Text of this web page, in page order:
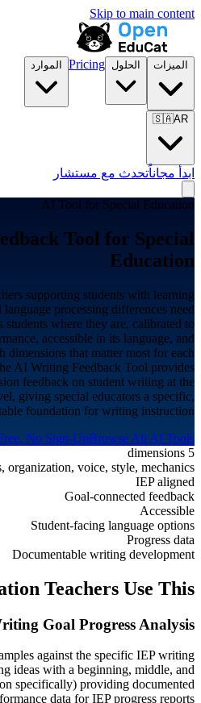
Skip to main content
الميزات الحلول Pricing الموارد
🇸🇦AR
ابدأ مجاناًتحدث مع مستشار
AI Tool for Special Education
Tool for Special
Education
supporting students with learning
processing differences need
where they are, calibrated to
accessible in its language, and
dimensions that matter most for each
AI Writing Feedback Tool provides
feedback on student writing at the
giving special educators a specific,
foundation for writing instruction.
No Sign-UpBrowse All AI Tools
5 dimensions
organization, voice, style, mechanics
IEP aligned
Goal-connected feedback
Accessible
Student-facing language options
Progress data
Documentable writing development
Teachers Use This
Goal Progress Analysis
against the specific IEP writing
ideas with a beginning, middle, and
specifically) providing documented
data for IEP progress reports.